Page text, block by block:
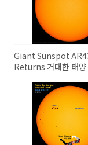
Giant Sunspot
Returns 거대한 태양